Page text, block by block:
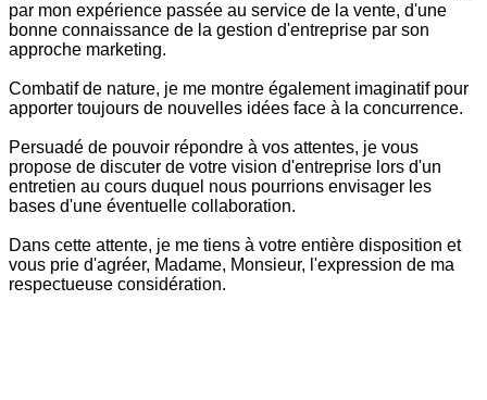
par mon expérience passée au service de la vente, d'une
bonne connaissance de la gestion d'entreprise par son
approche marketing.
Combatif de nature, je me montre également imaginatif pour
apporter toujours de nouvelles idées face à la concurrence.
Persuadé de pouvoir répondre à vos attentes, je vous
propose de discuter de votre vision d'entreprise lors d'un
entretien au cours duquel nous pourrions envisager les
bases d'une éventuelle collaboration.
Dans cette attente, je me tiens à votre entière disposition et
vous prie d'agréer, Madame, Monsieur, l'expression de ma
respectueuse considération.